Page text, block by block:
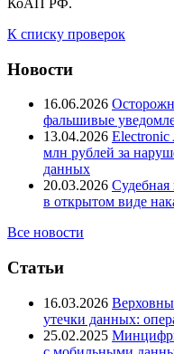
К списку проверок
Новости
16.06.2026
фальшивые
13.04.2026 Electronic
млн рублей за
данных
20.03.2026 Судебная
в открытом виде
Все новости
Статьи
16.03.2026
утечки данных:
25.02.2025